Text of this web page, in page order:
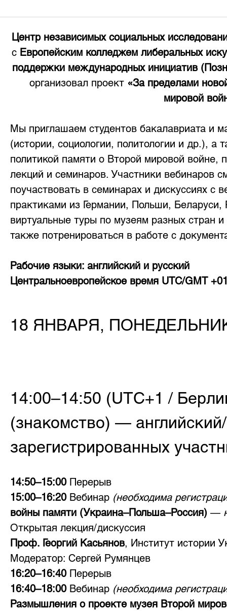
Центр независимых социальных
с Европейским колледжем либеральных
поддержки международных инициатив
организовал проект «За пределами
мировой
Мы приглашаем студентов бакалавриата и
(истории, социологии, политологии и др.), а
политикой памяти о Второй мировой войне,
лекций и семинаров. Участники вебинаров
поучаствовать в семинарах и дискуссиях с
практиками из Германии, Польши,
виртуальные туры по музеям разных стран
также потренироваться в работе с
Рабочие языки: английский и русский
Центральноевропейское время UTC/GMT
18 ЯНВАРЯ,
14:00–14:50 (UTC+1 /
(знакомство) —
зарегистрированных
14:50–15:00 Перерыв
15:00–16:20 Вебинар (необходима
войны памяти (Украина–Польша–Россия) —
Открытая лекция/дискуссия
Проф. Георгий Касьянов, Институт истории
Модератор: Сергей Румянцев
16:20–16:40 Перерыв
16:40–18:00 Вебинар (необходима
Размышления о проекте музея Второй